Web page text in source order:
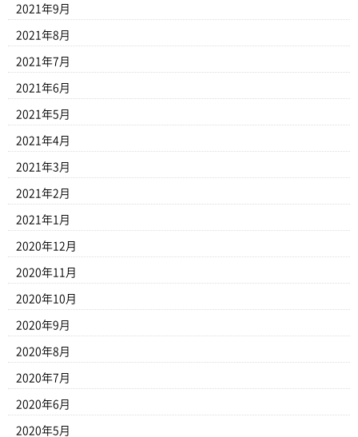
2021年9月
2021年8月
2021年7月
2021年6月
2021年5月
2021年4月
2021年3月
2021年2月
2021年1月
2020年12月
2020年11月
2020年10月
2020年9月
2020年8月
2020年7月
2020年6月
2020年5月